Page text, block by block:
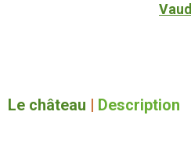
Vaud
Le château Description